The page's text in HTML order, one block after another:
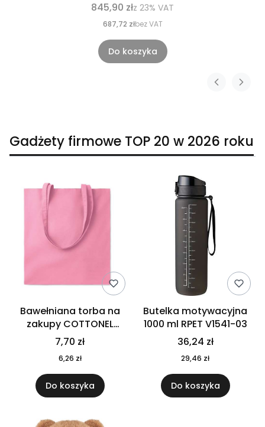
845,90 złz 23% VAT
687,72 złbez VAT
Do koszyka
Gadżety firmowe TOP 20 w 2026 roku
Bawełniana torba na
zakupy COTTONEL
COLOUR++ MO9846-11
7,70 zł
6,26 zł
Do koszyka
Butelka motywacyjna
1000 ml RPET V1541-03
36,24 zł
29,46 zł
Do koszyka